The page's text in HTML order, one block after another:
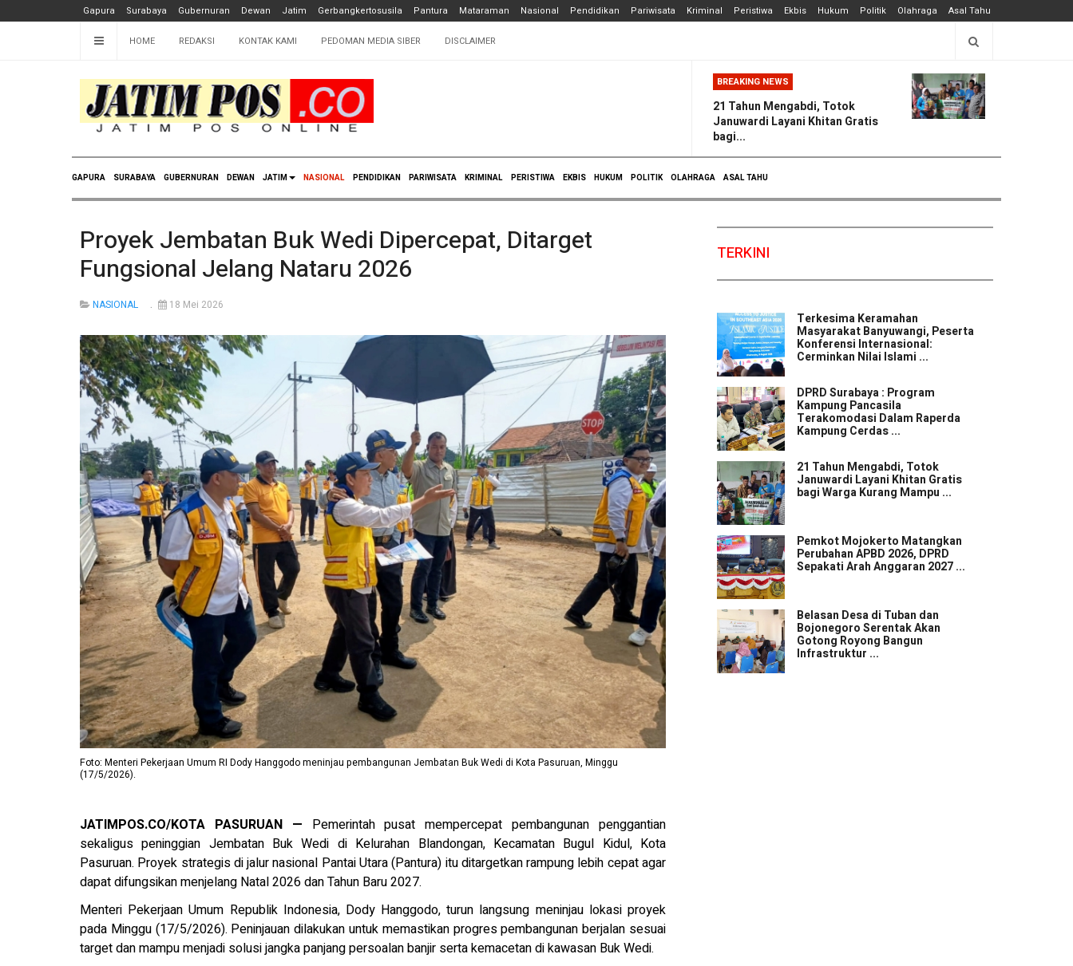
Gapura Surabaya Gubernuran Dewan Jatim Gerbangkertosusila Pantura Mataraman Nasional Pendidikan Pariwisata Kriminal Peristiwa Ekbis Hukum Politik Olahraga Asal Tahu
HOME REDAKSI KONTAK KAMI PEDOMAN MEDIA SIBER DISCLAIMER
BREAKING NEWS
21 Tahun Mengabdi, Totok
Januwardi Layani Khitan Gratis
bagi...
GAPURA SURABAYA GUBERNURAN DEWAN JATIM NASIONAL PENDIDIKAN PARIWISATA KRIMINAL PERISTIWA EKBIS HUKUM POLITIK OLAHRAGA ASAL TAHU
Proyek Jembatan Buk Wedi Dipercepat, Ditarget
Fungsional Jelang Nataru 2026
NASIONAL 18 Mei 2026
Foto: Menteri Pekerjaan Umum RI Dody Hanggodo meninjau pembangunan Jembatan Buk Wedi di Kota Pasuruan, Minggu
(17/5/2026).
JATIMPOS.CO/KOTA PASURUAN — Pemerintah pusat mempercepat pembangunan penggantian
sekaligus peninggian Jembatan Buk Wedi di Kelurahan Blandongan, Kecamatan Bugul Kidul, Kota
Pasuruan. Proyek strategis di jalur nasional Pantai Utara (Pantura) itu ditargetkan rampung lebih cepat agar
dapat difungsikan menjelang Natal 2026 dan Tahun Baru 2027.
Menteri Pekerjaan Umum Republik Indonesia, Dody Hanggodo, turun langsung meninjau lokasi proyek
pada Minggu (17/5/2026). Peninjauan dilakukan untuk memastikan progres pembangunan berjalan sesuai
target dan mampu menjadi solusi jangka panjang persoalan banjir serta kemacetan di kawasan Buk Wedi.
TERKINI
Terkesima Keramahan
Masyarakat Banyuwangi, Peserta
Konferensi Internasional:
Cerminkan Nilai Islami ...
DPRD Surabaya : Program
Kampung Pancasila
Terakomodasi Dalam Raperda
Kampung Cerdas ...
21 Tahun Mengabdi, Totok
Januwardi Layani Khitan Gratis
bagi Warga Kurang Mampu ...
Pemkot Mojokerto Matangkan
Perubahan APBD 2026, DPRD
Sepakati Arah Anggaran 2027 ...
Belasan Desa di Tuban dan
Bojonegoro Serentak Akan
Gotong Royong Bangun
Infrastruktur ...